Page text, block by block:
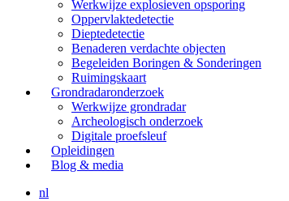
Werkwijze explosieven opsporing
Oppervlaktedetectie
Dieptedetectie
Benaderen verdachte objecten
Begeleiden Boringen & Sonderingen
Ruimingskaart
Grondradaronderzoek
Werkwijze grondradar
Archeologisch onderzoek
Digitale proefsleuf
Opleidingen
Blog & media
nl